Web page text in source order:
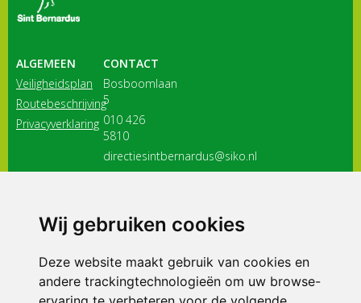
Wij gebruiken cookies
Deze website maakt gebruik van cookies en
andere trackingtechnologieën om uw browse-
ALGEMEEN
Veiligheidsplan
Routebeschrijving
Privacyverklaring
CONTACT
Bosboomlaan
5
010 426
5810
directiesintbernardus@siko.nl
3116 JB
ONDERDEEL VAN